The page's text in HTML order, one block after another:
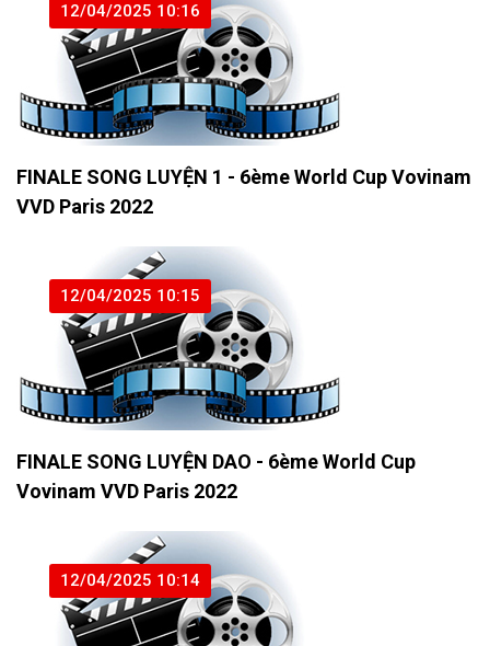
12/04/2025 10:16
FINALE SONG LUYỆN 1 - 6ème World Cup Vovinam
VVD Paris 2022
12/04/2025 10:15
FINALE SONG LUYỆN DAO - 6ème World Cup
Vovinam VVD Paris 2022
12/04/2025 10:14